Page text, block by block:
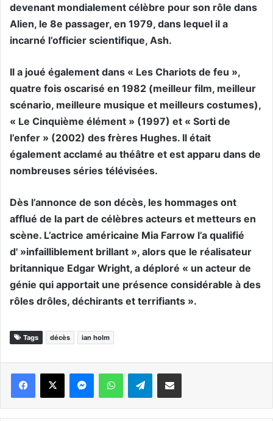
devenant mondialement célèbre pour son rôle dans
Alien, le 8e passager, en 1979, dans lequel il a
incarné l’officier scientifique, Ash.
Il a joué également dans « Les Chariots de feu »,
quatre fois oscarisé en 1982 (meilleur film, meilleur
scénario, meilleure musique et meilleurs costumes),
« Le Cinquième élément » (1997) et « Sorti de
l’enfer » (2002) des frères Hughes. Il était
également acclamé au théâtre et est apparu dans de
nombreuses séries télévisées.
Dès l’annonce de son décès, les hommages ont
afflué de la part de célèbres acteurs et metteurs en
scène. L’actrice américaine Mia Farrow l’a qualifié
d' »infailliblement brillant », alors que le réalisateur
britannique Edgar Wright, a déploré « un acteur de
génie qui apportait une présence considérable à des
rôles drôles, déchirants et terrifiants ».
Tags décès ian holm
WhatsApp Telegram